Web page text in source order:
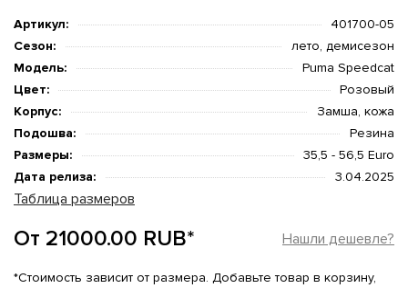
Артикул:
401700-05
Сезон:
лето, демисезон
Модель:
Puma Speedcat
Цвет:
Розовый
Корпус:
Замша, кожа
Подошва:
Резина
Размеры:
35,5 - 56,5 Euro
Дата релиза:
3.04.2025
Таблица размеров
От 21000.00 RUB* Нашли дешевле?
*Стоимость зависит от размера. Добавьте товар в корзину,